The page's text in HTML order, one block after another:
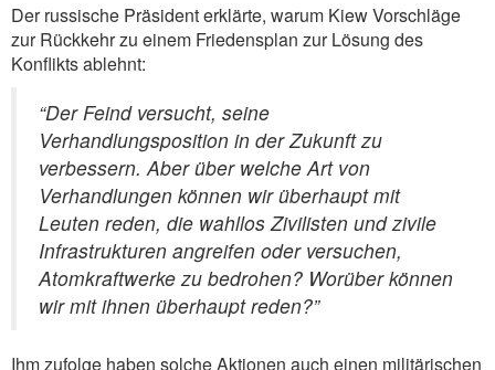
Der russische Präsident erklärte, warum Kiew Vorschläge
zur Rückkehr zu einem Friedensplan zur Lösung des
Konflikts ablehnt:
“Der Feind versucht, seine
Verhandlungsposition in der Zukunft zu
verbessern. Aber über welche Art von
Verhandlungen können wir überhaupt mit
Leuten reden, die wahllos Zivilisten und zivile
Infrastrukturen angreifen oder versuchen,
Atomkraftwerke zu bedrohen? Worüber können
wir mit ihnen überhaupt reden?”
Ihm zufolge haben solche Aktionen auch einen militärischen